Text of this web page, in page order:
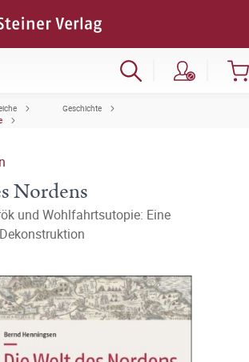
Geschichte
Nordens
und Wohlfahrtsutopie: Eine